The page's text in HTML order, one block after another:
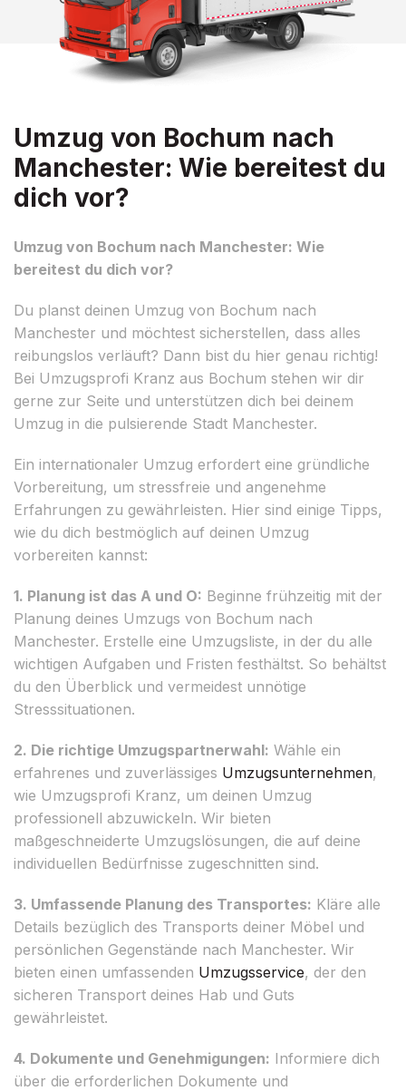
Umzug von Bochum nach
Manchester: Wie bereitest du
dich vor?
Umzug von Bochum nach Manchester: Wie
bereitest du dich vor?
Du planst deinen Umzug von Bochum nach
Manchester und möchtest sicherstellen, dass alles
reibungslos verläuft? Dann bist du hier genau richtig!
Bei Umzugsprofi Kranz aus Bochum stehen wir dir
gerne zur Seite und unterstützen dich bei deinem
Umzug in die pulsierende Stadt Manchester.
Ein internationaler Umzug erfordert eine gründliche
Vorbereitung, um stressfreie und angenehme
Erfahrungen zu gewährleisten. Hier sind einige Tipps,
wie du dich bestmöglich auf deinen Umzug
vorbereiten kannst:
1. Planung ist das A und O: Beginne frühzeitig mit der
Planung deines Umzugs von Bochum nach
Manchester. Erstelle eine Umzugsliste, in der du alle
wichtigen Aufgaben und Fristen festhältst. So behältst
du den Überblick und vermeidest unnötige
Stresssituationen.
2. Die richtige Umzugspartnerwahl: Wähle ein
erfahrenes und zuverlässiges Umzugsunternehmen,
wie Umzugsprofi Kranz, um deinen Umzug
professionell abzuwickeln. Wir bieten
maßgeschneiderte Umzugslösungen, die auf deine
individuellen Bedürfnisse zugeschnitten sind.
3. Umfassende Planung des Transportes: Kläre alle
Details bezüglich des Transports deiner Möbel und
persönlichen Gegenstände nach Manchester. Wir
bieten einen umfassenden Umzugsservice, der den
sicheren Transport deines Hab und Guts
gewährleistet.
4. Dokumente und Genehmigungen: Informiere dich
über die erforderlichen Dokumente und